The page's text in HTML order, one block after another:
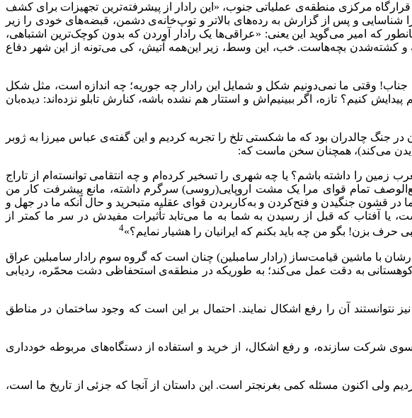
مرکزی منطقه‌ی عملیاتی جنوب، «این رادار از پیشرفته‌ترین تجهیزات برای کشف
و موشک‌های دوربرد می‌باشد که با ضریب خطای 5+و- متر، این نقاط را شناسایی و پس از گزارش به رده‌های بالاتر و توپ‌خانه‌ی دشمن، قبضه‌های خودی را زیر
که امیر می‌گوید این یعنی: «عراقی‌ها یک رادار آوردن که بدون کوچک‌ترین اشتباهی،
کشته‌شدن بچه‌هاست. خب، این وسط، زیر این‌همه آتیش، کی می‌تونه از این شهر دفاع
جناب! وقتی ما نمی‌دونیم شکل و شمایل این رادار چه جوریه؛ چه اندازه است، مثل شکل
کنیم؟ تازه، اگر ببینیم‌اش و استتار هم نشده باشه، کنارش تابلو نزده‌اند: دیده‌بان
چالدران بود که ما شکستی تلخ را تجربه کردیم و این گفته‌ی عباس میرزا به ژوبر
را داشته باشم؟ یا چه شهری را تسخیر کرده‌ام و چه انتقامی توانسته‌ام از تاراج
تمام قوای مرا یک مشت اروپایی(روسی) سرگرم داشته، مانع پیشرفت کار من
جنگیدن و فتح‌کردن و به‌کاربردن قوای عقلیه متبحرید و حال آنکه ما در جهل و
آفتاب که قبل از رسیدن به شما به ما می‌تابد تأثیرات مفیدش در سر ما کمتر از
بزن! بگو من چه باید بکنم که ایرانیان را هشیار نمایم؟»4
با ماشین قیامت‌ساز (رادار سامبلین) چنان است که گروه سوم رادار سامبلین عراق
می‌کند: «1- دستگاه مورد نظر، در مناطق دشتی و کوهستانی به دقت عمل می‌کند؛ به طوریکه در منطقه‌ی استحفاظی دشت محمّره، ردیابی
حیرت‌انگیزی در حدود 300 متر روبه‌روست که مستشاران نیز نتوانستند آن را رفع اشکال نمایند. احتمال بر این است که وجود ساختمان در مناطق
سوی شرکت سازنده، و رفع اشکال، از خرید و استفاده از دستگاه‌های مربوطه خودداری
ولی اکنون مسئله کمی بغرنجتر است. این داستان از آنجا که جزئی از تاریخ ما است،